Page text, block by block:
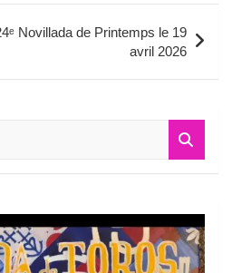
Novillada de Printemps le 19
avril 2026